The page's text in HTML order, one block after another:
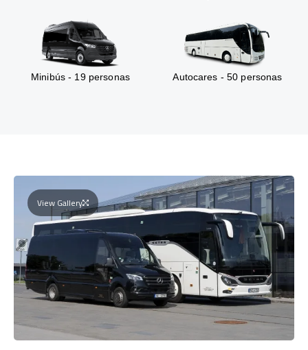
Minibús - 19 personas Autocares - 50 personas
View Gallery